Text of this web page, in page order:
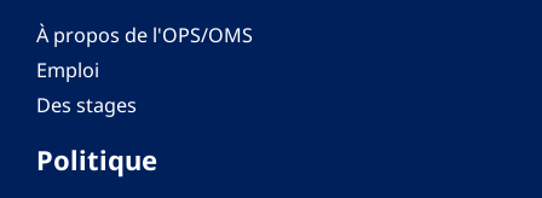
À propos de l'OPS/OMS
Emploi
Des stages
Politique